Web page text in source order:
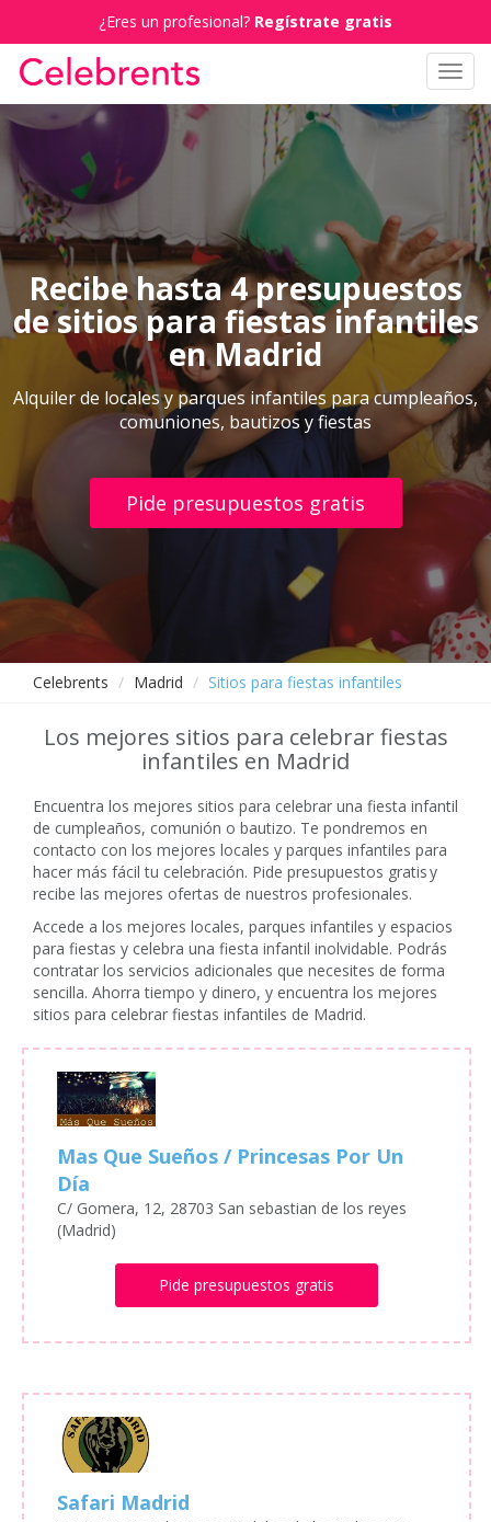
¿Eres un profesional? Regístrate gratis
Recibe hasta 4 presupuestos
de sitios para fiestas infantiles
en Madrid
Alquiler de locales y parques infantiles para cumpleaños,
comuniones, bautizos y fiestas
Pide presupuestos gratis
Celebrents Madrid Sitios para fiestas infantiles
Los mejores sitios para celebrar fiestas
infantiles en Madrid
Encuentra los mejores sitios para celebrar una fiesta infantil
de cumpleaños, comunión o bautizo. Te pondremos en
contacto con los mejores locales y parques infantiles para
hacer más fácil tu celebración. Pide presupuestos gratis y
recibe las mejores ofertas de nuestros profesionales.
Accede a los mejores locales, parques infantiles y espacios
para fiestas y celebra una fiesta infantil inolvidable. Podrás
contratar los servicios adicionales que necesites de forma
sencilla. Ahorra tiempo y dinero, y encuentra los mejores
sitios para celebrar fiestas infantiles de Madrid.
Mas Que Sueños / Princesas Por Un
Día
C/ Gomera, 12, 28703 San sebastian de los reyes
(Madrid)
Pide presupuestos gratis
Safari Madrid